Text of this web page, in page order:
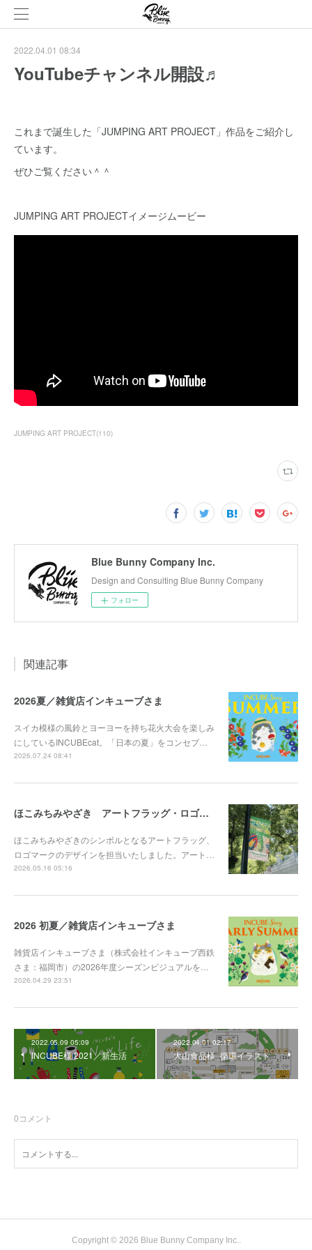
2022.04.01 08:34
YouTubeチャンネル開設♬
これまで誕生した「JUMPING ART PROJECT」作品をご紹介し
ています。
ぜひご覧ください＾＾
JUMPING ART PROJECTイメージムービー
JUMPING ART PROJECT(110)
Blue Bunny Company Inc.
Design and Consulting Blue Bunny Company
フォロー
関連記事
2026夏／雑貨店インキューブさま
スイカ模様の風鈴とヨーヨーを持ち花火大会を楽しみ
にしているINCUBEcat。「日本の夏」をコンセプ…
2026.07.24 08:41
ほこみちみやざき アートフラッグ・ロゴマークを担当
ほこみちみやざきのシンボルとなるアートフラッグ、
ロゴマークのデザインを担当いたしました。アート…
2026.05.16 05:16
2026 初夏／雑貨店インキューブさま
雑貨店インキューブさま（株式会社インキューブ西鉄
さま：福岡市）の2026年度シーズンビジュアルを…
2026.04.29 23:51
2022.05.09 05:09
INCUBE様 2021／新生活
2022.04.01 02:17
大山食品様_循環イラスト
0コメント
Copyright © 2026 Blue Bunny Company Inc..